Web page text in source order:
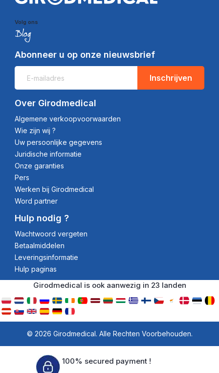
Volg ons
Abonneer u op onze nieuwsbrief
Inschrijven
Over Girodmedical
Algemene verkoopvoorwaarden
Wie zijn wij ?
Uw persoonlijke gegevens
Juridische informatie
Onze garanties
Pers
Werken bij Girodmedical
Word partner
Hulp nodig ?
Wachtwoord vergeten
Betaalmiddelen
Leveringsinformatie
Hulp paginas
Girodmedical is ook aanwezig in 23 landen
© 2026 Girodmedical. Alle Rechten Voorbehouden.
100% secured payment !